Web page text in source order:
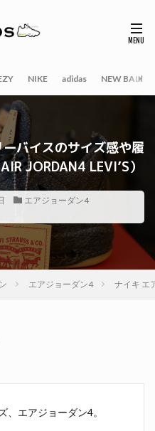
NIKE adidas NEW
バイスのサイズ感や履
JORDAN4 LEVI’S）
エアジョーダン4
エアジョーダン4 ナイキ エ
、エアジョーダン4。